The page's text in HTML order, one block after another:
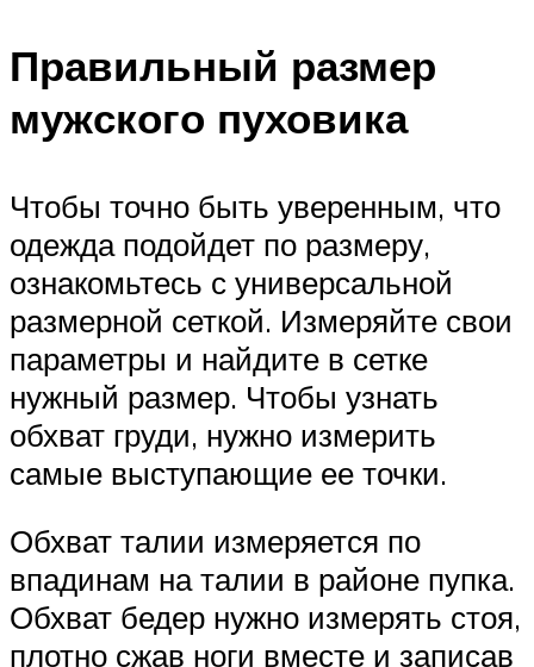
Правильный размер
мужского пуховика
Чтобы точно быть уверенным, что
одежда подойдет по размеру,
ознакомьтесь с универсальной
размерной сеткой. Измеряйте свои
параметры и найдите в сетке
нужный размер. Чтобы узнать
обхват груди, нужно измерить
самые выступающие ее точки.
Обхват талии измеряется по
впадинам на талии в районе пупка.
Обхват бедер нужно измерять стоя,
плотно сжав ноги вместе и записав